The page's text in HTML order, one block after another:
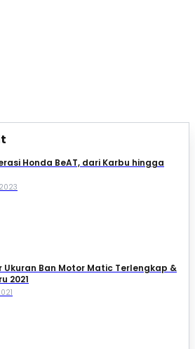
Honda BeAT, dari Karbu hingga
Ukuran Ban Motor Matic Terlengkap &
2021